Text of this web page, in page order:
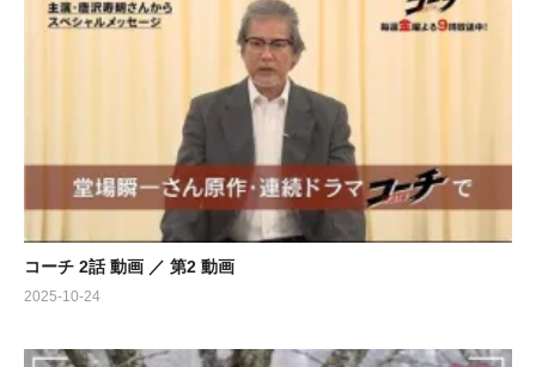
コーチ 2話 動画 ／ 第2 動画
2025-10-24